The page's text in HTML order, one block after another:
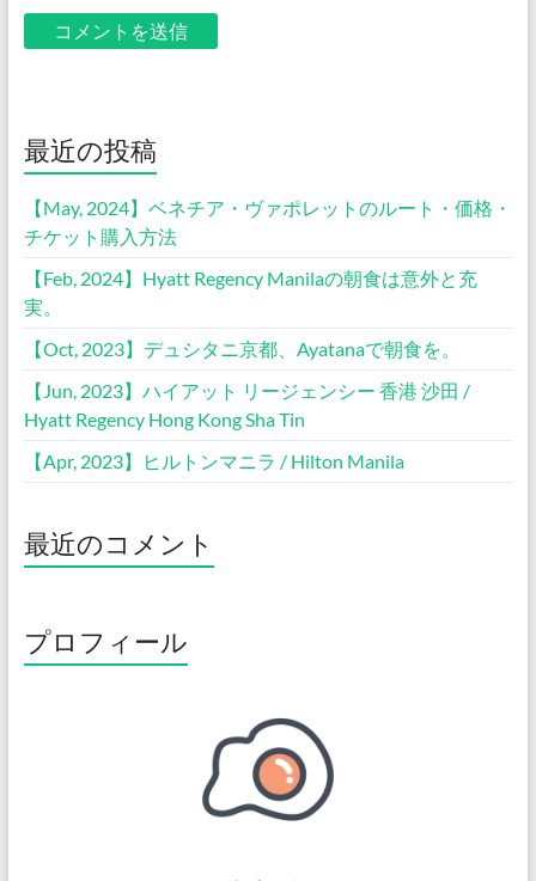
最近の投稿
【May, 2024】ベネチア・ヴァポレットのルート・価格・
チケット購入方法
【Feb, 2024】Hyatt Regency Manilaの朝食は意外と充
実。
【Oct, 2023】デュシタニ京都、Ayatanaで朝食を。
【Jun, 2023】ハイアット リージェンシー 香港 沙田 /
Hyatt Regency Hong Kong Sha Tin
【Apr, 2023】ヒルトンマニラ / Hilton Manila
最近のコメント
プロフィール